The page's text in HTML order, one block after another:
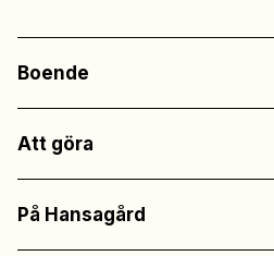
Boende
Att göra
På Hansagård